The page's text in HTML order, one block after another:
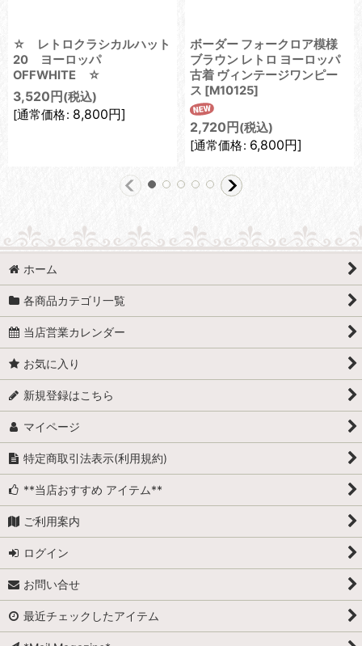
☆ レトロクラシカルハット
20 ヨーロッパ
OFFWHITE ☆
3,520 円 (税込)
[通常価格: 8,800円]
ボーダー フォークロア模様
ブラウン レトロ ヨーロッパ
古着 ヴィンテージワンピー
ス [M10125]
2,720 円 (税込)
[通常価格: 6,800円]
ホーム
各商品カテゴリ一覧
当店営業カレンダー
お気に入り
新規登録はこちら
マイページ
特定商取引法表示(利用規約)
**当店おすすめ アイテム**
ご利用案内
ログイン
お問い合せ
最近チェックしたアイテム